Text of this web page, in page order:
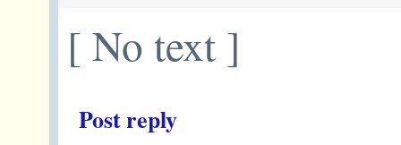
[ No text ]
Post reply